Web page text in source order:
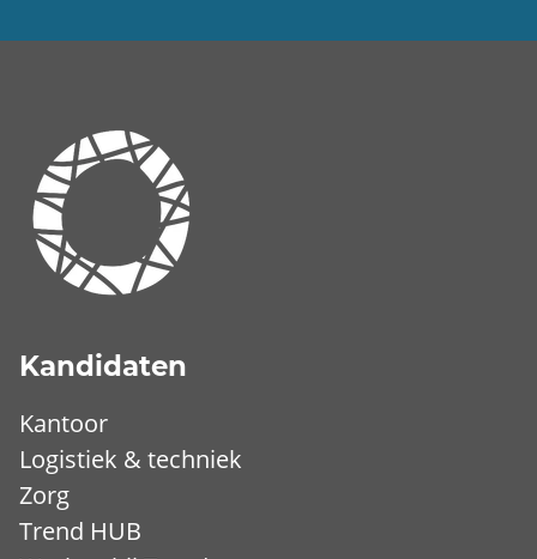
Kandidaten
Kantoor
Logistiek & techniek
Zorg
Trend HUB